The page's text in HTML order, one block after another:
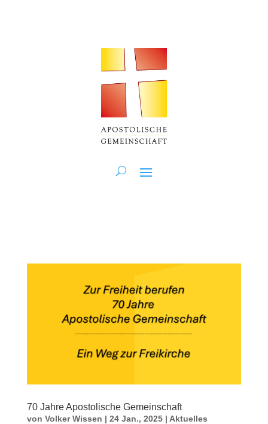
70 Jahre Apostolische Gemeinschaft
von Volker Wissen | 24 Jan., 2025| Aktuelles